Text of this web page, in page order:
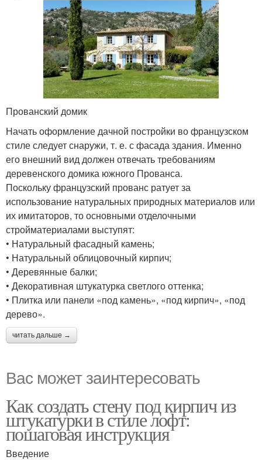
Прованский домик
Начать оформление дачной постройки во французском
стиле следует снаружи, т. е. с фасада здания. Именно
его внешний вид должен отвечать требованиям
деревенского домика южного Прованса.
Поскольку французский прованс ратует за
использование натуральных природных материалов или
их имитаторов, то основными отделочными
стройматериалами выступят:
• Натуральный фасадный камень;
• Натуральный облицовочный кирпич;
• Деревянные балки;
• Декоративная штукатурка светлого оттенка;
• Плитка или панели «под камень», «под кирпич», «под
дерево».
читать дальше →
Вас может заинтересовать
Как создать стену под кирпич из
штукатурки в стиле лофт:
пошаговая инструкция
Введение